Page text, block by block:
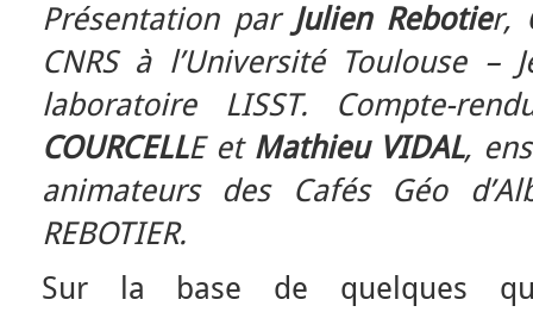
Présentation par Julien Rebotier,
CNRS à l’Université Toulouse –
laboratoire LISST. Compte-
COURCELLE etMathieu VIDAL,
animateurs des Cafés Géo
REBOTIER.
Sur la base de quelques